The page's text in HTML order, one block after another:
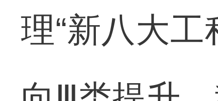
理“新八大